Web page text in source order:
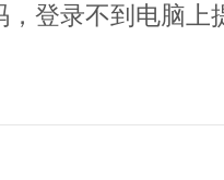
登录不到电脑上